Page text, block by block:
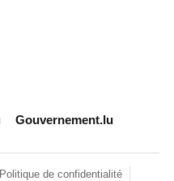
Gouvernement.lu
Politique de confidentialité